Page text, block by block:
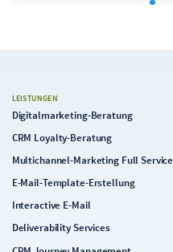
LEISTUNGEN
Digitalmarketing-Beratung
CRM Loyalty-Beratung
Multichannel-Marketing Full Service
E-Mail-Template-Erstellung
Interactive E-Mail
Deliverability Services